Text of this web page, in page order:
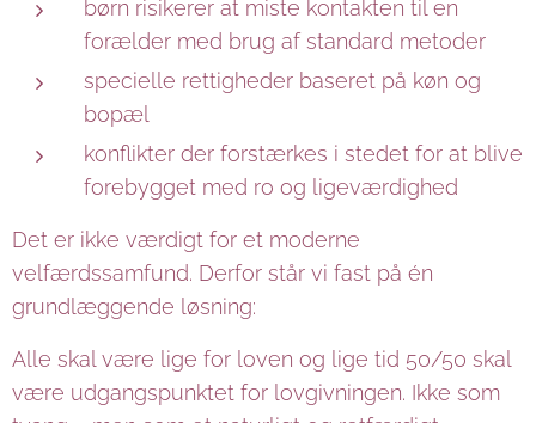
børn risikerer at miste kontakten til en
forælder med brug af standard metoder
specielle rettigheder baseret på køn og
bopæl
konflikter der forstærkes i stedet for at blive
forebygget med ro og ligeværdighed
Det er ikke værdigt for et moderne
velfærdssamfund. Derfor står vi fast på én
grundlæggende løsning:
Alle skal være lige for loven og lige tid 50/50 skal
være udgangspunktet for lovgivningen. Ikke som